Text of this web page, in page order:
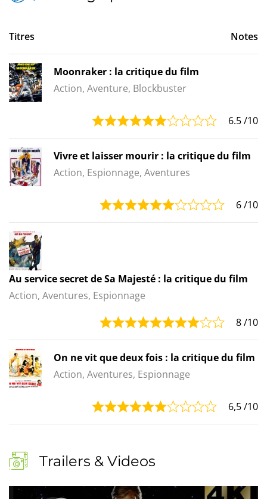
Titres Notes
Moonraker : la critique du film
Action, Aventure, Blockbuster
6.5/10
Vivre et laisser mourir : la critique du film
Action, Espionnage, Aventures
6/10
Au service secret de Sa Majesté : la critique du film
Action, Aventures, Espionnage
8/10
On ne vit que deux fois : la critique du film
Action, Aventures, Espionnage
6,5/10
Trailers & Videos